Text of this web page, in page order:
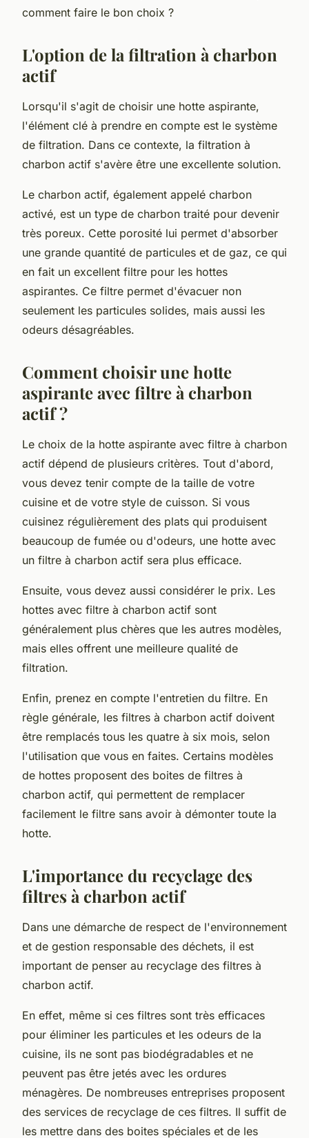
comment faire le bon choix ?
L'option de la filtration à charbon
actif
Lorsqu'il s'agit de choisir une hotte aspirante,
l'élément clé à prendre en compte est le système
de filtration. Dans ce contexte, la filtration à
charbon actif s'avère être une excellente solution.
Le charbon actif, également appelé charbon
activé, est un type de charbon traité pour devenir
très poreux. Cette porosité lui permet d'absorber
une grande quantité de particules et de gaz, ce qui
en fait un excellent filtre pour les hottes
aspirantes. Ce filtre permet d'évacuer non
seulement les particules solides, mais aussi les
odeurs désagréables.
Comment choisir une hotte
aspirante avec filtre à charbon
actif ?
Le choix de la hotte aspirante avec filtre à charbon
actif dépend de plusieurs critères. Tout d'abord,
vous devez tenir compte de la taille de votre
cuisine et de votre style de cuisson. Si vous
cuisinez régulièrement des plats qui produisent
beaucoup de fumée ou d'odeurs, une hotte avec
un filtre à charbon actif sera plus efficace.
Ensuite, vous devez aussi considérer le prix. Les
hottes avec filtre à charbon actif sont
généralement plus chères que les autres modèles,
mais elles offrent une meilleure qualité de
filtration.
Enfin, prenez en compte l'entretien du filtre. En
règle générale, les filtres à charbon actif doivent
être remplacés tous les quatre à six mois, selon
l'utilisation que vous en faites. Certains modèles
de hottes proposent des boites de filtres à
charbon actif, qui permettent de remplacer
facilement le filtre sans avoir à démonter toute la
hotte.
L'importance du recyclage des
filtres à charbon actif
Dans une démarche de respect de l'environnement
et de gestion responsable des déchets, il est
important de penser au recyclage des filtres à
charbon actif.
En effet, même si ces filtres sont très efficaces
pour éliminer les particules et les odeurs de la
cuisine, ils ne sont pas biodégradables et ne
peuvent pas être jetés avec les ordures
ménagères. De nombreuses entreprises proposent
des services de recyclage de ces filtres. Il suffit de
les mettre dans des boites spéciales et de les